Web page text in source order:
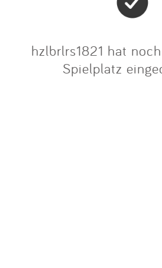
App
Blog
Partner
hzlbrlrs1821 hat
Spielplatz